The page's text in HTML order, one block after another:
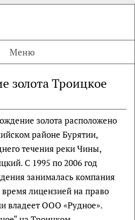
Меню
золота Троицкое
золота расположено
районе Бурятии,
течения реки Чины,
С 1995 по 2006 год
занималась компания
лицензией на право
владеет ООО «Рудное».